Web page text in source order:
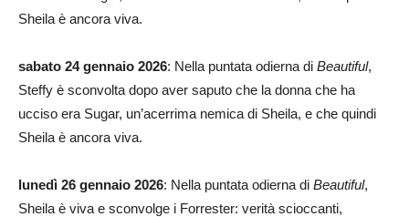
Sheila è ancora viva.
sabato 24 gennaio 2026: Nella puntata odierna di Beautiful,
Steffy è sconvolta dopo aver saputo che la donna che ha
ucciso era Sugar, un’acerrima nemica di Sheila, e che quindi
Sheila è ancora viva.
lunedì 26 gennaio 2026: Nella puntata odierna di Beautiful,
Sheila è viva e sconvolge i Forrester: verità scioccanti,